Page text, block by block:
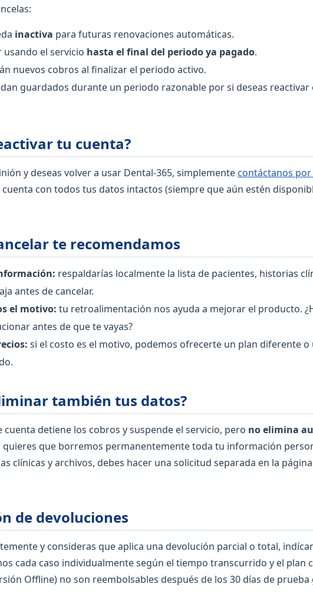
inactiva para futuras renovaciones automáticas.
usando el servicio hasta el final del periodo ya pagado.
nuevos cobros al finalizar el periodo activo.
guardados durante un periodo razonable por si deseas reactivar
tu cuenta?
y deseas volver a usar Dental-365, simplementecontáctanos por
con todos tus datos intactos (siempre que aún estén
te recomendamos
respaldarías localmente la lista de pacientes, historias
antes de cancelar.
el motivo: tu retroalimentación nos ayuda a mejorar el producto.
antes de que te vayas?
si el costo es el motivo, podemos ofrecerte un plan diferente
también tus datos?
cuenta detiene los cobros y suspende el servicio, pero no elimina
quieres que borremos permanentemente toda tu información
clínicas y archivos, debes hacer una solicitud separada en la
de devoluciones
y consideras que aplica una devolución parcial o total,
cada caso individualmente según el tiempo transcurrido y el plan
Offline) no son reembolsables después de los 30 días de